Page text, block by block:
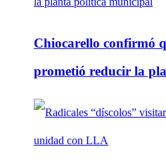
Chiocarello confirmó
prometió reducir la